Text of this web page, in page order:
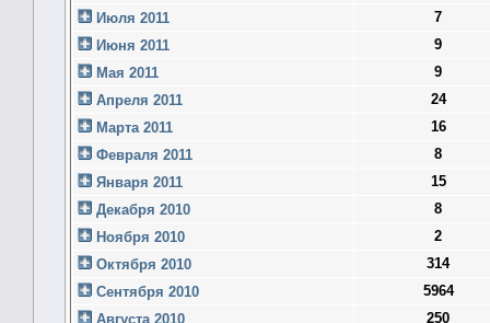
Июля 2011
7
Июня 2011
9
Мая 2011
9
Апреля 2011
24
Марта 2011
16
Февраля 2011
8
Января 2011
15
Декабря 2010
8
Ноября 2010
2
Октября 2010
314
Сентября 2010
5964
Августа 2010
250